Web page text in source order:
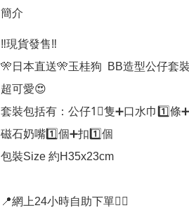
簡介
‼️現貨發售‼️
🎌日本直送🎌玉桂狗  BB造型公仔套
超可愛😍
套裝包括有：公仔1⃣️隻➕口水巾1️⃣條
磁石奶嘴1️⃣個➕扣1️⃣個
包裝Size 約H35x23cm
📍網上24小時自助下單👍🏻